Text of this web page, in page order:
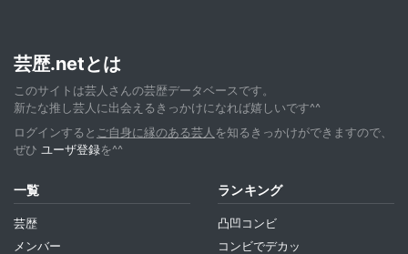
芸歴.netとは
このサイトは芸人さんの芸歴データベースです。
新たな推し芸人に出会えるきっかけになれば嬉しいです^^
ログインすると ご自身に縁のある芸人 を知るきっかけができますので、
ぜひ ユーザ登録を^^
一覧
芸歴
メンバー
ランキング
凸凹コンビ
コンビでデカッ